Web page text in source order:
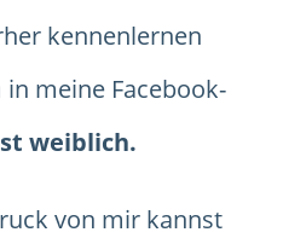
kennenlernen
meine Facebook-
weiblich.
von mir kannst